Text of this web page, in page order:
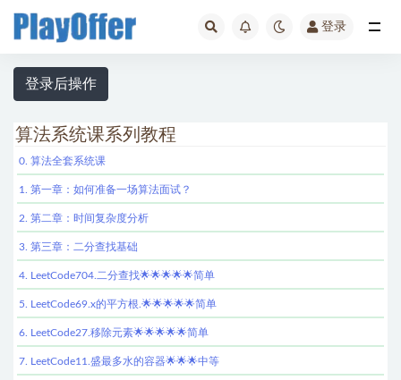
登录
登录后操作
算法系统课系列教程
0. 算法全套系统课
1. 第一章：如何准备一场算法面试？
2. 第二章：时间复杂度分析
3. 第三章：二分查找基础
4. LeetCode704.二分查找🌟🌟🌟🌟🌟简单
5. LeetCode69.x的平方根.🌟🌟🌟🌟🌟简单
6. LeetCode27.移除元素🌟🌟🌟🌟🌟简单
7. LeetCode11.盛最多水的容器🌟🌟🌟中等